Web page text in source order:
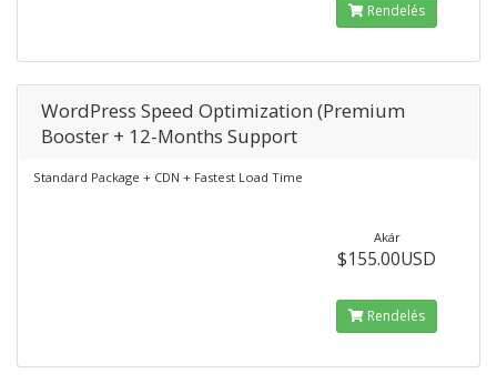
Rendelés
WordPress Speed Optimization (Premium
Booster + 12-Months Support
Standard Package + CDN + Fastest Load Time
Akár
$155.00USD
Rendelés